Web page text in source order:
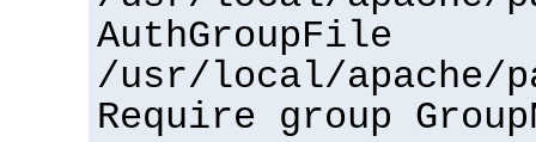
AuthGroupFile
/usr/local/apache/
Require group